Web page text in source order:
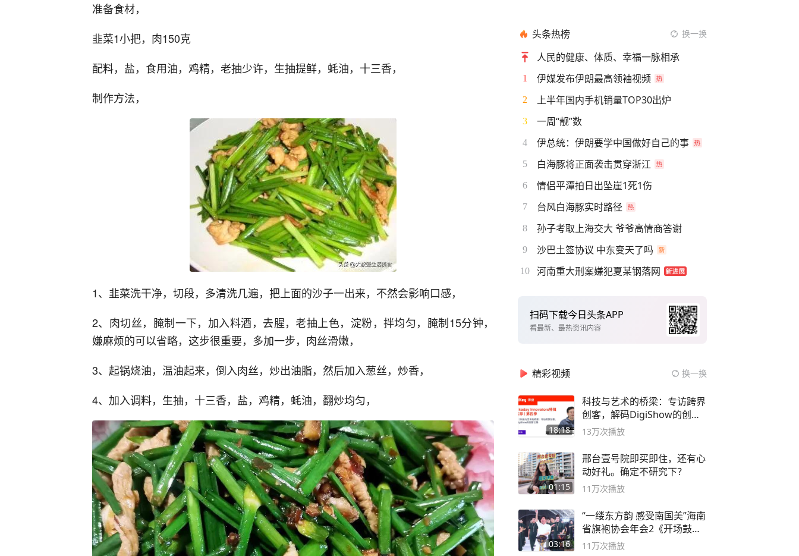
准备食材，
韭菜1小把，肉150克
配料，盐，食用油，鸡精，老抽少许，生抽提鲜，蚝油，十三香，
制作方法，
1、韭菜洗干净，切段，多清洗几遍，把上面的沙子一出来，不然会影响口感，
2、肉切丝，腌制一下，加入料酒，去腥，老抽上色，淀粉，拌均匀，腌制15分钟，
嫌麻烦的可以省略，这步很重要，多加一步，肉丝滑嫩，
3、起锅烧油，温油起来，倒入肉丝，炒出油脂，然后加入葱丝，炒香，
4、加入调料，生抽，十三香，盐，鸡精，蚝油，翻炒均匀，
头条热榜 换一换
人民的健康、体质、幸福一脉相承
1 伊媒发布伊朗最高领袖视频
2 上半年国内手机销量TOP30出炉
3 一周“靓”数
4 伊总统：伊朗要学中国做好自己的事
5 白海豚将正面袭击贯穿浙江
6 情侣平潭拍日出坠崖1死1伤
7 台风白海豚实时路径
8 孙子考取上海交大 爷爷高情商答谢
9 沙巴土签协议 中东变天了吗
10 河南重大刑案嫌犯夏某钢落网
扫码下载今日头条APP
看最新、最热资讯内容
精彩视频 换一换
18:18
科技与艺术的桥梁：专访跨界
创客，解码DigiShow的创新
之路
13万次播放
01:15
邢台壹号院即买即住，还有心
动好礼。确定不研究下？
11万次播放
03:16
“一缕东方韵 感受南国美”海南
省旗袍协会年会2《开场鼓》
二团
11万次播放